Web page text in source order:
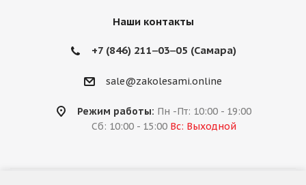
Наши контакты
+7 (846) 211‒03‒05 (Самара)
sale@zakolesami.online
Режим работы: Пн -Пт: 10:00 - 19:00
Сб: 10:00 - 15:00 Вс: Выходной